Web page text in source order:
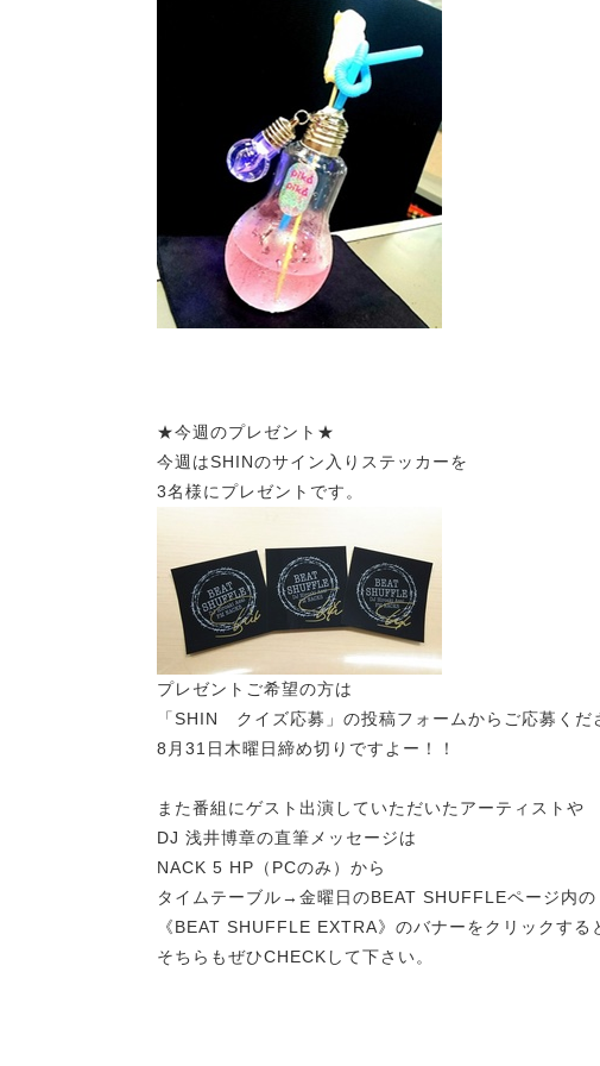
★今週のプレゼント★
今週はSHINのサイン入りステッカーを
3名様にプレゼントです。
プレゼントご希望の方は
「SHIN クイズ応募」の投稿フォームからご応募くだ
8月31日木曜日締め切りですよー！！
また番組にゲスト出演していただいたアーティストや
DJ 浅井博章の直筆メッセージは
NACK 5 HP（PCのみ）から
タイムテーブル→金曜日のBEAT SHUFFLEページ内の
《BEAT SHUFFLE EXTRA》のバナーをクリックする
そちらもぜひCHECKして下さい。